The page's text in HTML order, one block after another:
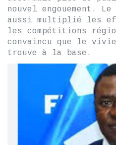
nouvel engouement.
aussi multiplié les
les compétitions
convaincu que le
trouve à la base.